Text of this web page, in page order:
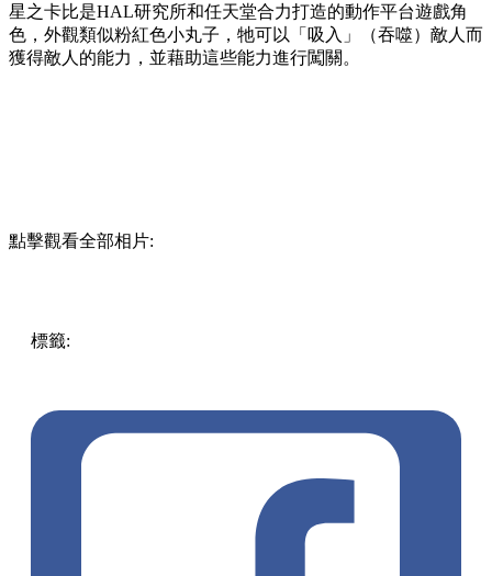
星之卡比是HAL研究所和任天堂合力打造的動作平台遊戲角
色，外觀類似粉紅色小丸子，牠可以「吸入」（吞噬）敵人而
獲得敵人的能力，並藉助這些能力進行闖關。
點擊觀看全部相片:
標籤: